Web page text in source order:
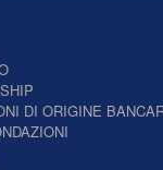
DI ORIGINE